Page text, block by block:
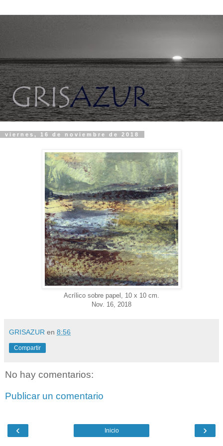
viernes, 16 de noviembre de 2018
Acrílico sobre papel, 10 x 10 cm.
Nov. 16, 2018
GRISAZUR en 8:56
Compartir
No hay comentarios:
Publicar un comentario
‹ ›
Inicio